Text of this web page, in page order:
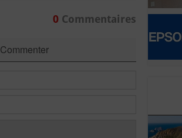
0Commentaires
Commenter